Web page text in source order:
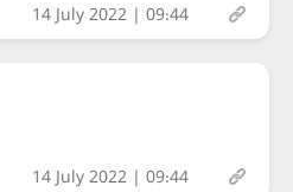
14 July 2022 | 09:44
14 July 2022 | 09:44